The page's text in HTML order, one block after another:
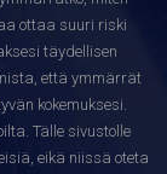
ottaa suuri riski
täydellisen
että ymmärrät
kokemuksesi.
Tälle sivustolle
eikä niissä oteta